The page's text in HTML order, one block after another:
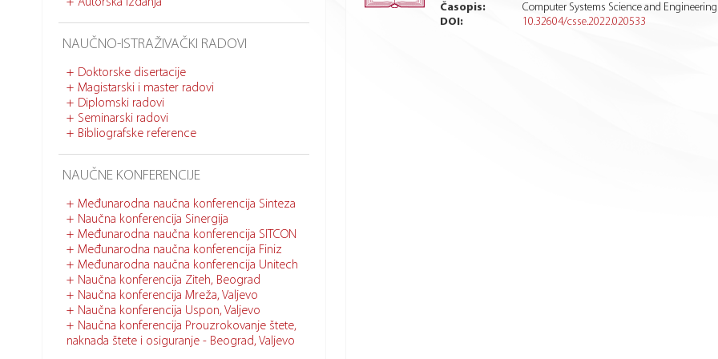
NAUČNO-ISTRAŽIVAČKI RADOVI
Doktorske disertacije
Magistarski i master radovi
Diplomski radovi
Seminarski radovi
Bibliografske reference
NAUČNE KONFERENCIJE
Međunarodna naučna konferencija Sinteza
Naučna konferencija Sinergija
Međunarodna naučna konferencija SITCON
Međunarodna naučna konferencija Finiz
Međunarodna naučna konferencija Unitech
Naučna konferencija Ziteh, Beograd
Naučna konferencija Mreža, Valjevo
Naučna konferencija Uspon, Valjevo
Naučna konferencija Prouzrokovanje štete,
naknada štete i osiguranje - Beograd, Valjevo
Časopis:
Computer Systems Science and Engineering
DOI:
10.32604/csse.2022.020533